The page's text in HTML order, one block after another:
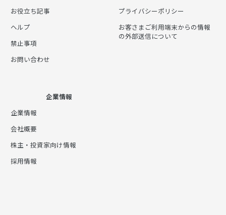
お役立ち記事
ヘルプ
禁止事項
お問い合わせ
プライバシーポリシー
お客さまご利用端末からの情報
の外部送信について
企業情報
企業情報
会社概要
株主・投資家向け情報
採用情報